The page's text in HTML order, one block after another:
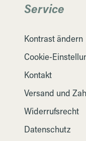
Service
Kontrast ändern
Cookie-
Kontakt
Versand und
Widerrufsrecht
Datenschutz